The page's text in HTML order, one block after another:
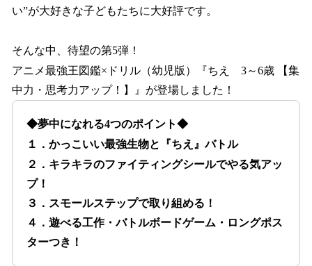
い”が大好きな子どもたちに大好評です。
そんな中、待望の第5弾！
アニメ最強王図鑑×ドリル（幼児版）『ちえ 3～6歳 【集
中力・思考力アップ！】』が登場しました！
◆夢中になれる4つのポイント◆
１．かっこいい最強生物と『ちえ』バトル
２．キラキラのファイティングシールでやる気アッ
プ！
３．スモールステップで取り組める！
４．遊べる工作・バトルボードゲーム・ロングポス
ターつき！